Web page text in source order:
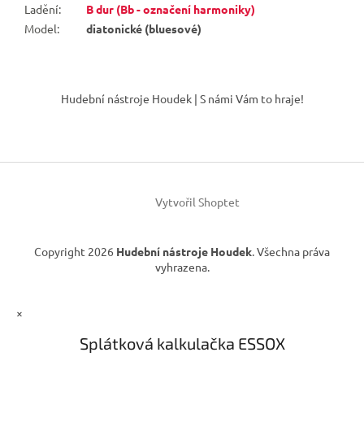
Ladění:
B dur (Bb - označení harmoniky)
Model: diatonické (bluesové)
í
Hudební nástroje Houdek | S námi Vám to hraje!
Vytvořil Shoptet
Copyright 2026 Hudební nástroje Houdek. Všechna práva
vyhrazena.
×
Splátková kalkulačka ESSOX